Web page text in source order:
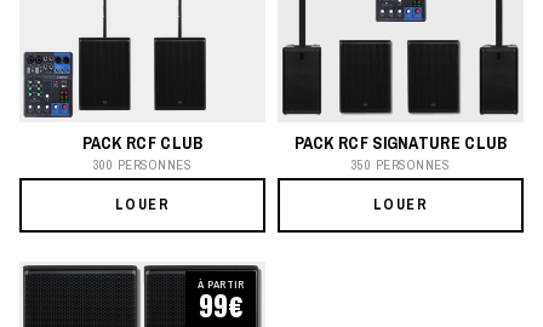
PACK RCF CLUB
300 PERSONNES
LOUER
PACK RCF SIGNATURE CLUB
350 PERSONNES
LOUER
À PARTIR
99€